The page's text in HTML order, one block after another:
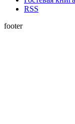
RSS
footer